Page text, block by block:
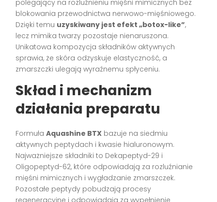
polegający na rozluźnieniu mięśni mimicznych bez
blokowania przewodnictwa nerwowo-mięśniowego.
Dzięki temu uzyskiwany jest efekt „botox-like”,
lecz mimika twarzy pozostaje nienaruszona.
Unikatowa kompozycja składników aktywnych
sprawia, że skóra odzyskuje elastyczność, a
zmarszczki ulegają wyraźnemu spłyceniu.
Skład i mechanizm
działania preparatu
FormułaAquashine BTX bazuje na siedmiu
aktywnych peptydach i kwasie hialuronowym.
Najważniejsze składniki to Dekapeptyd-29 i
Oligopeptyd-62, które odpowiadają za rozluźnianie
mięśni mimicznych i wygładzanie zmarszczek.
Pozostałe peptydy pobudzają procesy